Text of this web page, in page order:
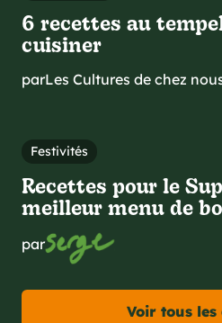
6 recettes au
cuisiner
parLes Cultures de chez
Festivités
Recettes pour le
meilleur menu de
par
Voir tous